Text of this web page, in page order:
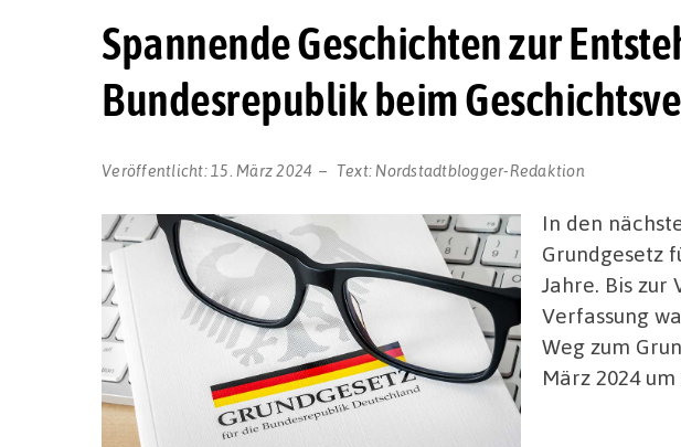
Spannende Geschichten zur
Bundesrepublik beim
Veröffentlicht: 15. März 2024 Text: Nordstadtblogger-Redaktion
In den
Grundgesetz
Jahre. Bis zur
Verfassung
Weg zum
März 2024